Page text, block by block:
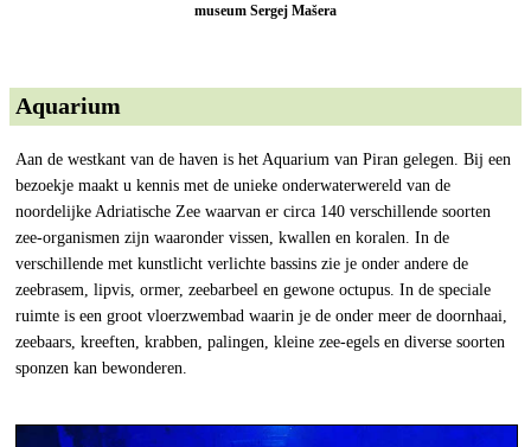
museum Sergej Mašera
Aquarium
Aan de westkant van de haven is het Aquarium van Piran gelegen. Bij een
bezoekje maakt u kennis met de unieke onderwaterwereld van de
noordelijke Adriatische Zee waarvan er circa 140 verschillende soorten
zee-organismen zijn waaronder vissen, kwallen en koralen. In de
verschillende met kunstlicht verlichte bassins zie je onder andere de
zeebrasem, lipvis, ormer, zeebarbeel en gewone octupus. In de speciale
ruimte is een groot vloerzwembad waarin je de onder meer de doornhaai,
zeebaars, kreeften, krabben, palingen, kleine zee-egels en diverse soorten
sponzen kan bewonderen.